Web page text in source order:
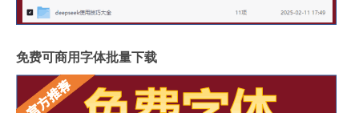
免费可商用字体批量下载